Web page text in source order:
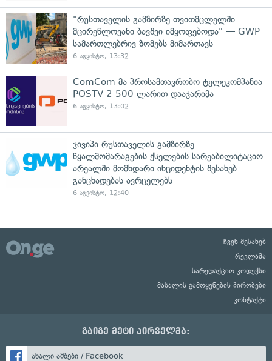
"რუსთაველის გამზირზე თვითმცლელში
მცირეწლოვანი ბავშვი იმყოფებოდა" — GWP
სამართლებრივ ზომებს მიმართავს
6 აგვისტო, 13:32
ComCom-მა პროსამთავრობო ტელეკომპანია
POSTV 2 500 ლარით დააჯარიმა
6 აგვისტო, 13:02
ჯივიპი რუსთაველის გამზირზე
წყალმომარაგების ქსელების სარეაბილიტაციო
არეალში მომხდარი ინციდენტის შესახებ
განცხადებას ავრცელებს
6 აგვისტო, 12:40
ჩვენ შესახებ
რეკლამა
სარედაქციო კოდექსი
მასალის გამოყენების პირობები
კონტაქტი
გაიგე მეტი პირველმა:
ახალი ამბები / Facebook